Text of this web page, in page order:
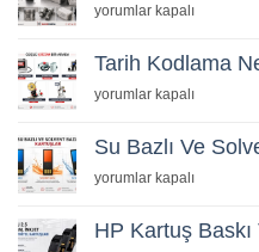
Lazer
Nedir?
yorumlar kapalı
Tarih Kodlama
Tarih
Nedir?
yorumlar kapalı
Su Bazlı Ve
Su
Ve
yorumlar kapalı
HP Kartuş